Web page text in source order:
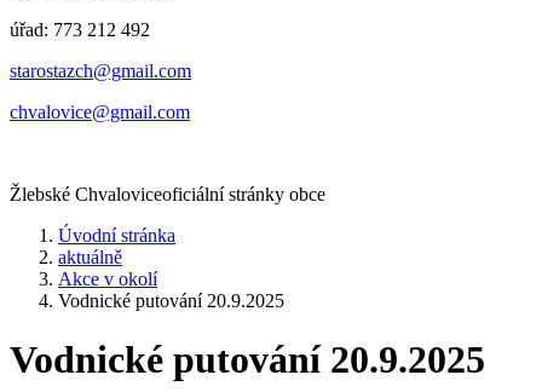
úřad: 773 212 492
​​​​starostazch@gmail.com
​​​​chvalovice@gmail.com
Žlebské Chvaloviceoficiální stránky obce
Úvodní stránka
aktuálně
Akce v okolí
Vodnické putování 20.9.2025
Vodnické putování 20.9.2025